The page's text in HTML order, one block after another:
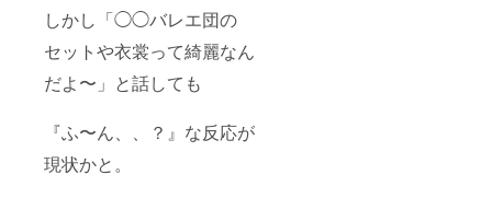
しかし「◯◯バレエ団の
セットや衣裳って綺麗なん
だよ〜」と話しても
『ふ〜ん、、？』な反応が
現状かと。